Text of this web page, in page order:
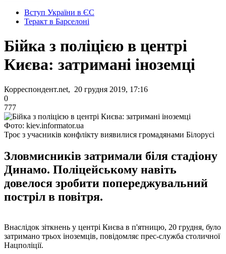
Вступ України в ЄС
Теракт в Барселоні
Бійка з поліцією в центрі
Києва: затримані іноземці
Корреспондент.net, 20 грудня 2019, 17:16
0
777
Фото: kiev.informator.ua
Троє з учасників конфлікту виявилися громадянами Білорусі
Зловмисників затримали біля стадіону
Динамо. Поліцейському навіть
довелося зробити попереджувальний
постріл в повітря.
Внаслідок зіткнень у центрі Києва в п'ятницю, 20 грудня, було
затримано трьох іноземців, повідомляє прес-служба столичної
Нацполіції.